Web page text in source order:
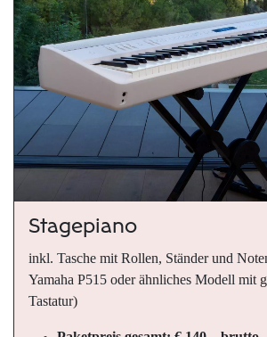
Stagepiano
inkl. Tasche mit Rollen, Ständer und
Yamaha P515 oder ähnliches Modell mit
Tastatur)